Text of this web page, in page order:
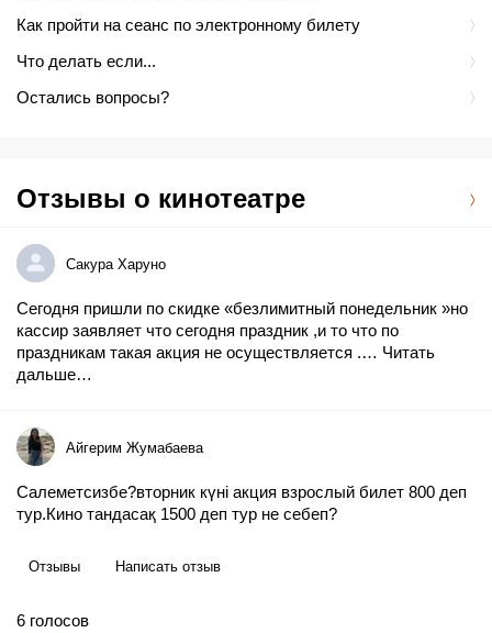
Как пройти на сеанс по электронному билету
Что делать если...
Остались вопросы?
Отзывы о кинотеатре
Сакура Харуно
Сегодня пришли по скидке «безлимитный понедельник »но
кассир заявляет что сегодня праздник ,и то что по
праздникам такая акция не осуществляется .… Читать
дальше…
Айгерим Жумабаева
Салеметсизбе?вторник күні акция взрослый билет 800 деп
тур.Кино тандасақ 1500 деп тур не себеп?
Отзывы Написать отзыв
6 голосов